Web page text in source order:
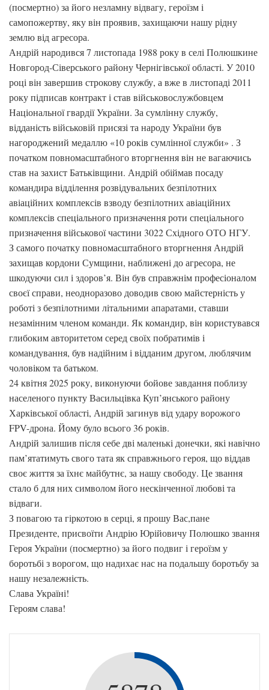
(посмертно) за його незламну відвагу, героїзм і
самопожертву, яку він проявив, захищаючи нашу рідну
землю від агресора.
Андрій народився 7 листопада 1988 року в селі Полюшкине
Новгород-Сіверського району Чернігівської області. У 2010
році він завершив строкову службу, а вже в листопаді 2011
року підписав контракт і став військовослужбовцем
Національної гвардії України. За сумлінну службу,
відданість військовій присязі та народу України був
нагороджений медаллю «10 років сумлінної служби» . З
початком повномасштабного вторгнення він не вагаючись
став на захист Батьківщини. Андрій обіймав посаду
командира відділення розвідувальних безпілотних
авіаційних комплексів взводу безпілотних авіаційних
комплексів спеціального призначення роти спеціального
призначення військової частини 3022 Східного ОТО НГУ.
З самого початку повномасштабного вторгнення Андрій
захищав кордони Сумщини, наближені до агресора, не
шкодуючи сил і здоров’я. Він був справжнім професіоналом
своєї справи, неодноразово доводив свою майстерність у
роботі з безпілотними літальними апаратами, ставши
незамінним членом команди. Як командир, він користувався
глибоким авторитетом серед своїх побратимів і
командування, був надійним і відданим другом, люблячим
чоловіком та батьком.
24 квітня 2025 року, виконуючи бойове завдання поблизу
населеного пункту Васильцівка Куп’янського району
Харківської області, Андрій загинув від удару ворожого
FPV-дрона. Йому було всього 36 років.
Андрій залишив після себе дві маленькі донечки, які навічно
пам’ятатимуть свого тата як справжнього героя, що віддав
своє життя за їхнє майбутнє, за нашу свободу. Це звання
стало б для них символом його нескінченної любові та
відваги.
З повагою та гіркотою в серці, я прошу Вас,пане
Президенте, присвоїти Андрію Юрійовичу Полюшко звання
Героя України (посмертно) за його подвиг і героїзм у
боротьбі з ворогом, що надихає нас на подальшу боротьбу за
нашу незалежність.
Слава Україні!
Героям слава!